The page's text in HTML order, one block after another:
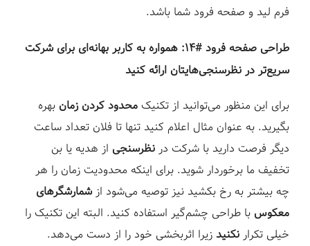
فرم لید و صفحه فرود شما باشد. ⁣
طراحی صفحه فرود #۱۴: همواره به کاربر بهانه‌ای برای شرکت
سریع‌تر در نظرسنجی‌هایتان ارائه کنید⁣
برای این منظور می‌توانید از تکنیک محدود کردن زمان بهره
بگیرید. به عنوان مثال اعلام کنید تنها تا فلان تعداد ساعت
دیگر فرصت دارید با شرکت درنظرسنجی از هدیه یا بن
تخفیف ما برخوردار شوید. برای اینکه محدودیت زمان را هر
چه بیشتر به رخ بکشید نیز توصیه می‌شود ازشمارشگرهای
معکوس با طراحی چشم‌گیر استفاده کنید. البته این تکنیک را
خیلی تکرارنکنید زیرا اثربخشی خود را از دست می‌دهد.⁣